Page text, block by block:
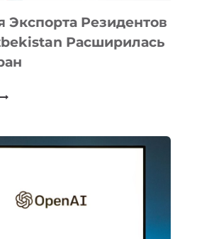
Экспорта Резидентов
Расширилась